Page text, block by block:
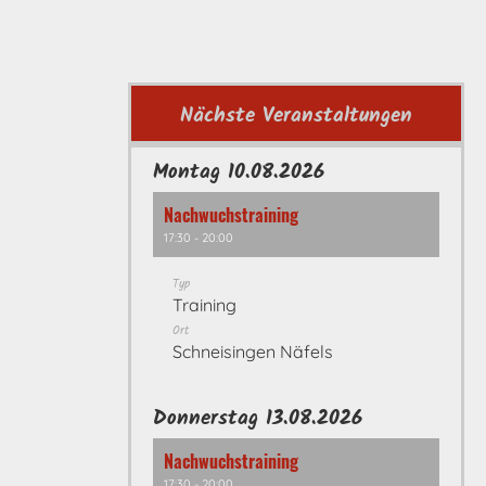
Nächste Veranstaltungen
Montag 10.08.2026
Nachwuchstraining
17:30 - 20:00
Typ
Training
Ort
Schneisingen Näfels
Donnerstag 13.08.2026
Nachwuchstraining